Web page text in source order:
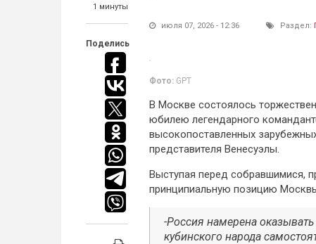
1 минуты
Поделись
июля 07, 2026 - 12:36 Раздел:
Фото: GPT
В Москве состоялось
юбилею легендарного
высокопоставленных
представителя Венесуэлы.
Выступая перед собравшимися,
принципиальную позицию
-Россия намерена
кубинского народа